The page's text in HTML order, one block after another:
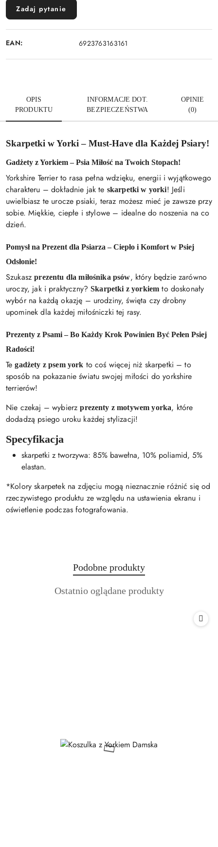
Zadaj pytanie
EAN: 6923763163161
OPIS
PRODUKTU
INFORMACJE DOT.
BEZPIECZEŃSTWA
OPINIE
(0)
Skarpetki w Yorki – Must-Have dla Każdej Psiary!
Gadżety z Yorkiem – Psia Miłość na Twoich Stopach!
Yorkshire Terrier to rasa pełna wdzięku, energii i wyjątkowego
charakteru – dokładnie jak te skarpetki w yorki! Jeśli
uwielbiasz te urocze psiaki, teraz możesz mieć je zawsze przy
sobie. Miękkie, ciepłe i stylowe – idealne do noszenia na co
dzień.
Pomysł na Prezent dla Psiarza – Ciepło i Komfort w Psiej
Odsłonie!
Szukaszprezentu dla miłośnika psów, który będzie zarówno
uroczy, jak i praktyczny?Skarpetki z yorkiem to doskonały
wybór na każdą okazję – urodziny, święta czy drobny
upominek dla każdej miłośniczki tej rasy.
Prezenty z Psami – Bo Każdy Krok Powinien Być Pełen Psiej
Radości!
Tegadżety z psem york to coś więcej niż skarpetki – to
sposób na pokazanie światu swojej miłości do yorkshire
terrierów!
Nie czekaj – wybierzprezenty z motywem yorka, które
dodadzą psiego uroku każdej stylizacji!
Specyfikacja
skarpetki z tworzywa: 85% bawełna, 10% poliamid, 5%
elastan.
*Kolory skarpetek na zdjęciu mogą nieznacznie różnić się od
rzeczywistego produktu ze względu na ustawienia ekranu i
oświetlenie podczas fotografowania.
Pomiń karuzelę produktów
Produkty
statusie:
Podobne produkty
Produkty
Ostatnio oglądane produkty